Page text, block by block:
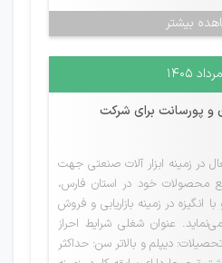
بیشتر
و پورسانت برای شرکت
در زمینه ابزار آلات صنعتی جهت
محصولات خود در استان فارس،
انگیزه در زمینه بازاریابی و فروش
عنوان شغلی شرایط احراز
دیپلم و بالاتر سن: حداکثر